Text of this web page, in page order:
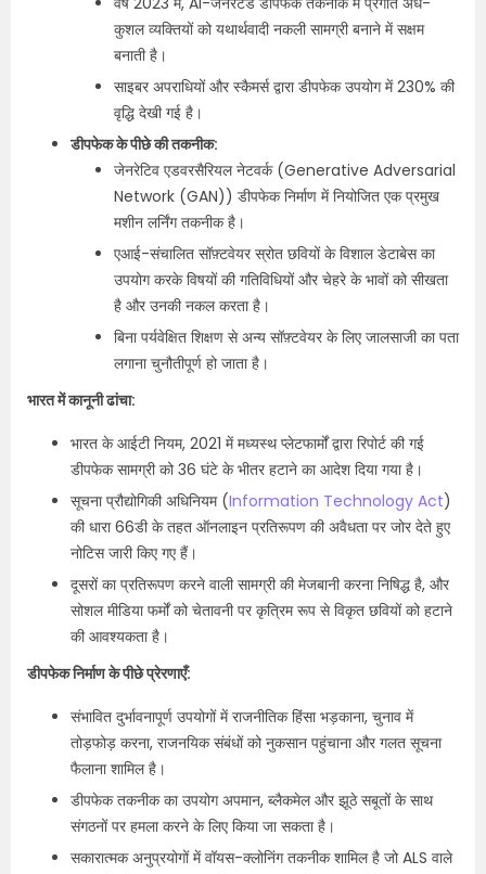
कुशल व्यक्तियों को यथार्थवादी नकली सामग्री बनाने में सक्षम
बनाती है।
साइबर अपराधियों और स्कैमर्स द्वारा डीपफेक उपयोग में 230% की
वृद्धि देखी गई है।
डीपफेक के पीछे की तकनीक:
जेनरेटिव एडवरसैरियल नेटवर्क (Generative Adversarial
Network (GAN)) डीपफेक निर्माण में नियोजित एक प्रमुख
मशीन लर्निंग तकनीक है।
एआई-संचालित सॉफ़्टवेयर स्रोत छवियों के विशाल डेटाबेस का
उपयोग करके विषयों की गतिविधियों और चेहरे के भावों को सीखता
है और उनकी नकल करता है।
बिना पर्यवेक्षित शिक्षण से अन्य सॉफ़्टवेयर के लिए जालसाजी का पता
लगाना चुनौतीपूर्ण हो जाता है।
भारत में कानूनी ढांचा:
भारत के आईटी नियम, 2021 में मध्यस्थ प्लेटफार्मों द्वारा रिपोर्ट की गई
डीपफेक सामग्री को 36 घंटे के भीतर हटाने का आदेश दिया गया है।
सूचना प्रौद्योगिकी अधिनियम (Information Technology Act)
की धारा 66डी के तहत ऑनलाइन प्रतिरूपण की अवैधता पर जोर देते हुए
नोटिस जारी किए गए हैं।
दूसरों का प्रतिरूपण करने वाली सामग्री की मेजबानी करना निषिद्ध है, और
सोशल मीडिया फर्मों को चेतावनी पर कृत्रिम रूप से विकृत छवियों को हटाने
की आवश्यकता है।
डीपफेक निर्माण के पीछे प्रेरणाएँ:
संभावित दुर्भावनापूर्ण उपयोगों में राजनीतिक हिंसा भड़काना, चुनाव में
तोड़फोड़ करना, राजनयिक संबंधों को नुकसान पहुंचाना और गलत सूचना
फैलाना शामिल है।
डीपफेक तकनीक का उपयोग अपमान, ब्लैकमेल और झूठे सबूतों के साथ
संगठनों पर हमला करने के लिए किया जा सकता है।
सकारात्मक अनुप्रयोगों में वॉयस-क्लोनिंग तकनीक शामिल है जो ALS वाले